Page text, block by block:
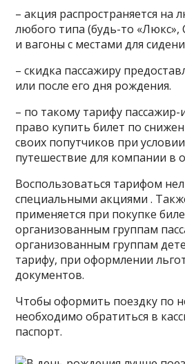
– акция распространяется на
любого типа (будь-то «Люкс»,
и вагоны с местами для
– скидка пассажиру
или после его дня рождения.
– по такому тарифу
право купить билет по
своих попутчиков при
путешествие для компании в
Воспользоваться тарифом
специальными акциями .
применяется при покупке
организованным группам
организованным группам
тарифу, при оформлении
документов.
Чтобы оформить поездку по
необходимо обратиться в
паспорт.